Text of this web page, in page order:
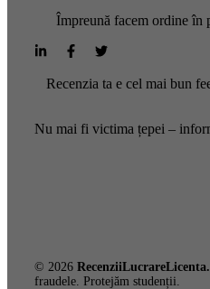
Împreună facem ordine în
Recenzia ta e cel mai bun
Nu mai fi victima țepei –
© 2026
fraudele. Protejăm studenții.